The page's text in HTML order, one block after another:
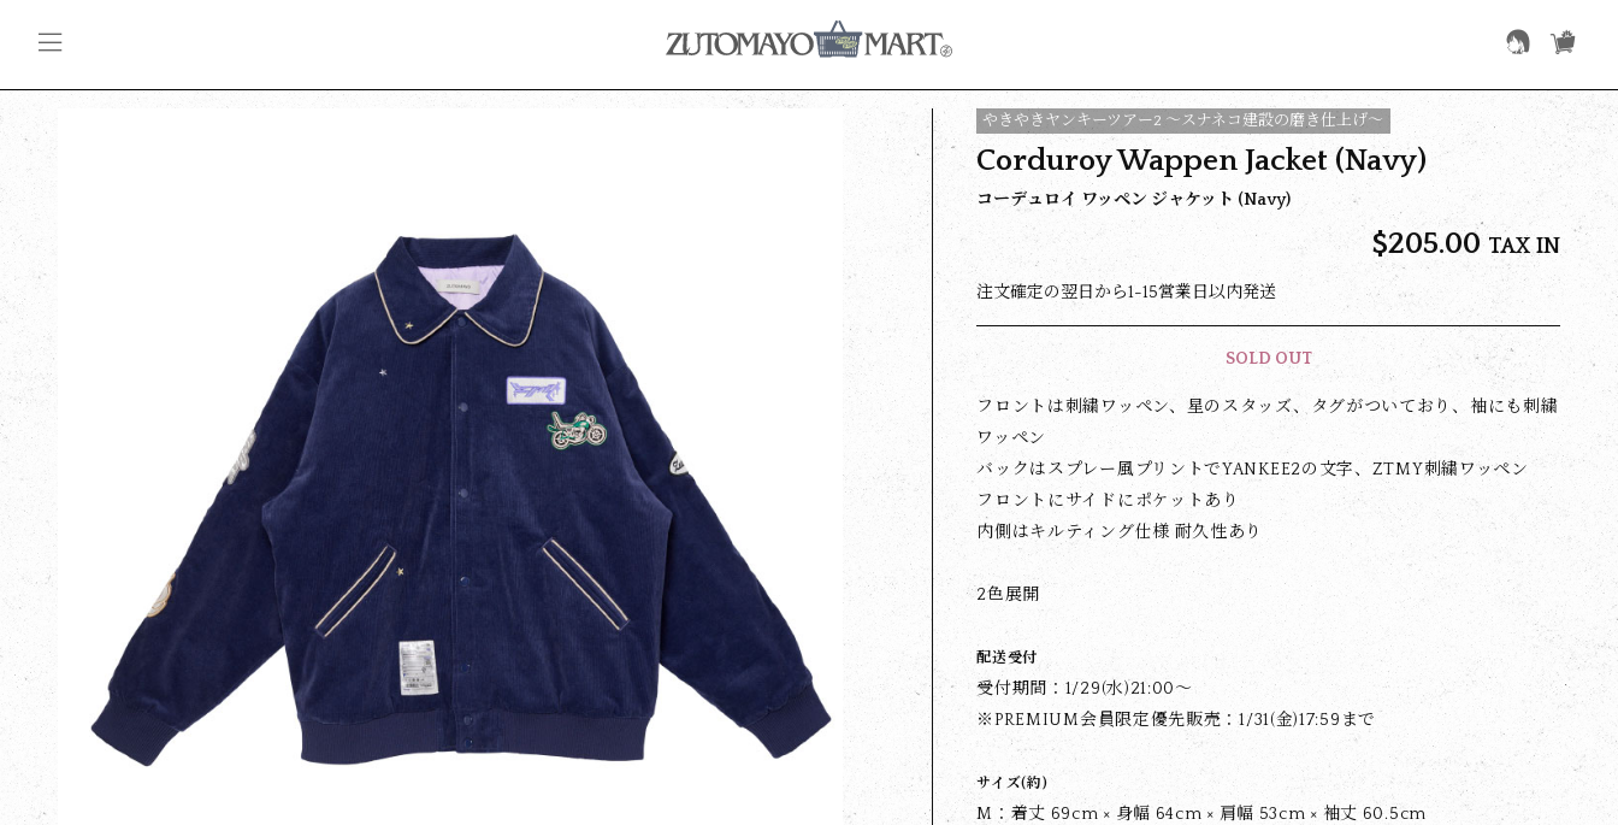
やきやきヤンキーツアー2 〜スナネコ建設の磨き仕上げ〜
Corduroy Wappen Jacket (Navy)
コーデュロイ ワッペン ジャケット (Navy)
$‌205.00TAX IN
注文確定の翌日から1-15営業日以内発送
SOLD OUT
フロントは刺繍ワッペン、星のスタッズ、タグがついており、袖にも刺繍
ワッペン
バックはスプレー風プリントでYANKEE2の文字、ZTMY刺繍ワッペン
フロントにサイドにポケットあり
内側はキルティング仕様 耐久性あり
2色展開
配送受付
受付期間：1/29(水)21:00〜
※PREMIUM会員限定優先販売：1/31(金)17:59まで
サイズ(約)
M：着丈 69cm × 身幅 64cm × 肩幅 53cm × 袖丈 60.5cm